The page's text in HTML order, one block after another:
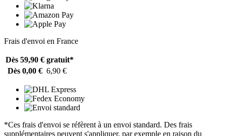
Frais d'envoi en France
Dès 59,90 € gratuit*
Dès 0,00 € 6,90 €
*Ces frais d'envoi se réfèrent à un envoi standard. Des frais
supplémentaires peuvent s'appliquer, par exemple en raison du